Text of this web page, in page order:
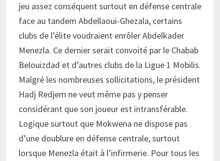
jeu assez conséquent surtout en défense centrale
face au tandem Abdellaoui-Ghezala, certains
clubs de l’élite voudraient enrôler Abdelkader
Menezla. Ce dernier serait convoité par le Chabab
Belouizdad et d’autres clubs de la Ligue 1 Mobilis.
Malgré les nombreuses sollicitations, le président
Hadj Redjem ne veut même pas y penser
considérant que son joueur est intransférable.
Logique surtout que Mokwena ne dispose pas
d’une doublure en défense centrale, surtout
lorsque Menezla était à l’infirmerie. Pour tous les